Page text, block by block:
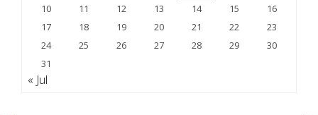
10
11 12 13 14 15
16
17
18 19 20 21 22
23
24
25 26 27 28 29
30
31
« Jul